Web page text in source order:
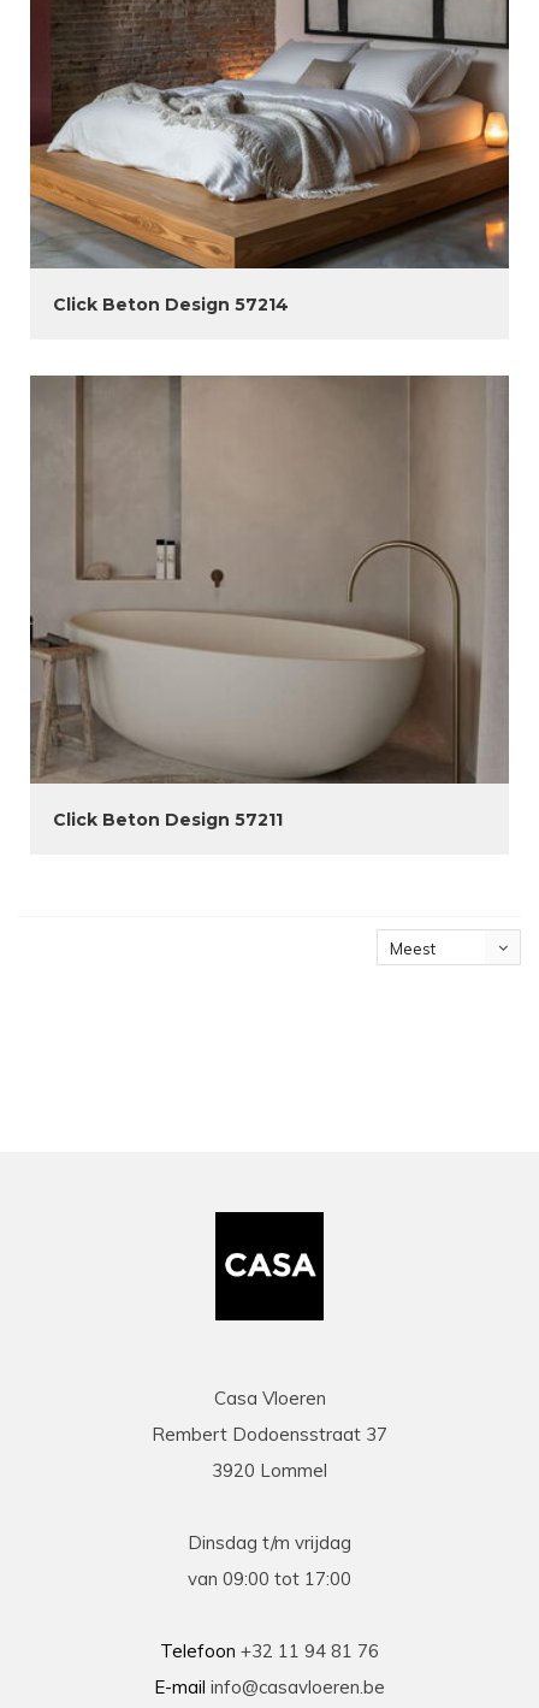
Click Beton Design 57214
Click Beton Design 57211
Meest
Casa Vloeren
Rembert Dodoensstraat 37
3920 Lommel
Dinsdag t/m vrijdag
van 09:00 tot 17:00
Telefoon +32 11 94 81 76
E-mail info@casavloeren.be